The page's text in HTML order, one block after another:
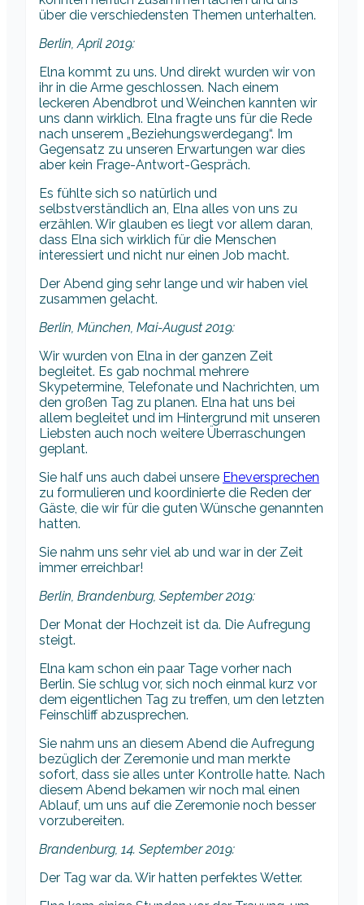
über die verschiedensten Themen unterhalten.
Berlin, April 2019:
Elna kommt zu uns. Und direkt wurden wir von
ihr in die Arme geschlossen. Nach einem
leckeren Abendbrot und Weinchen kannten wir
uns dann wirklich. Elna fragte uns für die Rede
nach unserem „Beziehungswerdegang“. Im
Gegensatz zu unseren Erwartungen war dies
aber kein Frage-Antwort-Gespräch.
Es fühlte sich so natürlich und
selbstverständlich an, Elna alles von uns zu
erzählen. Wir glauben es liegt vor allem daran,
dass Elna sich wirklich für die Menschen
interessiert und nicht nur einen Job macht.
Der Abend ging sehr lange und wir haben viel
zusammen gelacht.
Berlin, München, Mai-August 2019:
Wir wurden von Elna in der ganzen Zeit
begleitet. Es gab nochmal mehrere
Skypetermine, Telefonate und Nachrichten, um
den großen Tag zu planen. Elna hat uns bei
allem begleitet und im Hintergrund mit unseren
Liebsten auch noch weitere Überraschungen
geplant.
Sie half uns auch dabei unsere Eheversprechen
zu formulieren und koordinierte die Reden der
Gäste, die wir für die guten Wünsche genannten
hatten.
Sie nahm uns sehr viel ab und war in der Zeit
immer erreichbar!
Berlin, Brandenburg, September 2019:
Der Monat der Hochzeit ist da. Die Aufregung
steigt.
Elna kam schon ein paar Tage vorher nach
Berlin. Sie schlug vor, sich noch einmal kurz vor
dem eigentlichen Tag zu treffen, um den letzten
Feinschliff abzusprechen.
Sie nahm uns an diesem Abend die Aufregung
bezüglich der Zeremonie und man merkte
sofort, dass sie alles unter Kontrolle hatte. Nach
diesem Abend bekamen wir noch mal einen
Ablauf, um uns auf die Zeremonie noch besser
vorzubereiten.
Brandenburg, 14. September 2019:
Der Tag war da. Wir hatten perfektes Wetter.